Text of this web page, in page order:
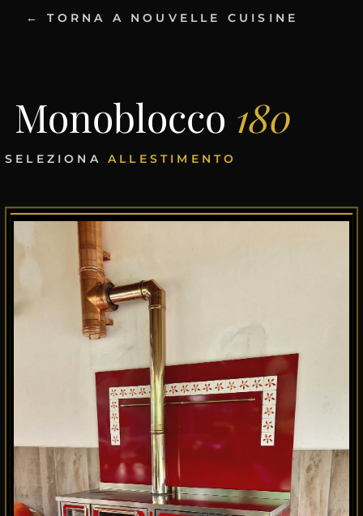
← TORNA A NOUVELLE CUISINE
Monoblocco 180
SELEZIONA ALLESTIMENTO